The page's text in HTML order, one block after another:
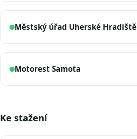
Městský úřad Uherské Hradiště
Motorest Samota
Ke stažení